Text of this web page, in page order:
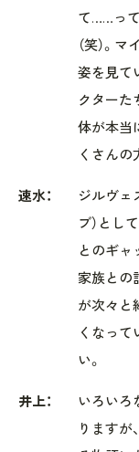
て……って
（笑）。
姿を見て
クターた
体が本当
くさんの
速水：
ジルヴェ
ブ）とし
とのギャ
家族との
が次々と
くなって
い。
井上：
いろいろ
りますが